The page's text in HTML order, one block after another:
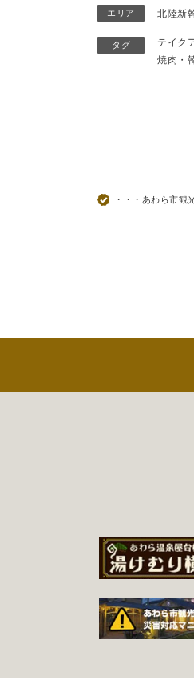
エリア 北陸新
タグ テイク
焼肉・
・・・あわら市観